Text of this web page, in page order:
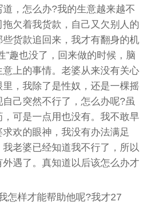
，怎么办?我的生意越来越不
欠着我货款，自己又欠别人的
货款追回来，我才有翻身的机
”趣也没了，回来做的时候，脑
上的事情。老婆从来没有关心
，我除了是性奴，还是一棵摇
己突然不行了，怎么办呢?虽
可是一点用也没有。我不敢早
欢的眼神，我没有办法满足
老婆已经知道我不行了，所以
遇了。真知道以后该怎么办才
怎样才能帮助他呢?我才27